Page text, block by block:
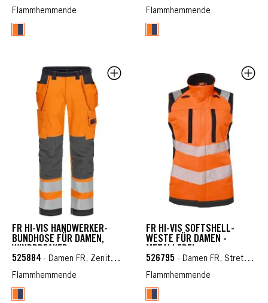
Flammhemmende
Flammhemmende
FR HI-VIS HANDWERKER-
BUNDHOSE FÜR DAMEN,
METALLFREI
525884 - Damen FR, Zenith, Wetterschutzkleidung FR
Flammhemmende
FR HI-VIS SOFTSHELL-
WESTE FÜR DAMEN -
526795 - Damen FR, Stretch FR, Zenith, Wetterschutzkleidung FR
Flammhemmende